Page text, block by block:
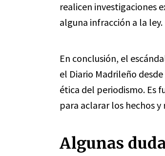
realicen investigaciones
alguna infracción a la ley.
En conclusión, el
el Diario Madrileño
ética del periodismo. Es
para aclarar los hechos
Algunas